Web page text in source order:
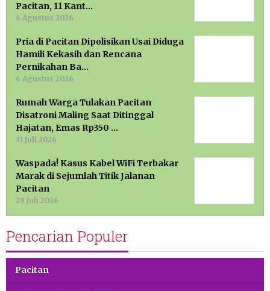
Pacitan, 11 Kant…
6 Agustus 2026
Pria di Pacitan Dipolisikan Usai Diduga
Hamili Kekasih dan Rencana
Pernikahan Ba…
4 Agustus 2026
Rumah Warga Tulakan Pacitan
Disatroni Maling Saat Ditinggal
Hajatan, Emas Rp350 …
31 Juli 2026
Waspada! Kasus Kabel WiFi Terbakar
Marak di Sejumlah Titik Jalanan
Pacitan
29 Juli 2026
Pencarian Populer
Pacitan